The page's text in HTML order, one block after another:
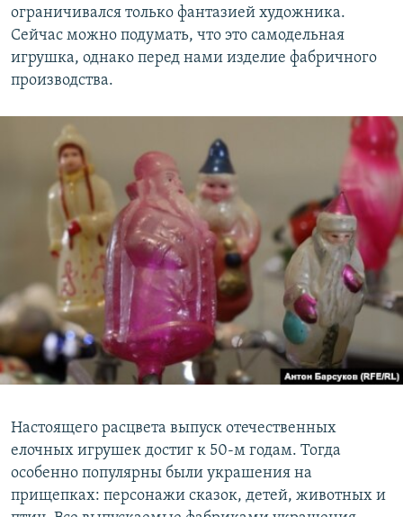
ограничивался только фантазией художника.
Сейчас можно подумать, что это самодельная
игрушка, однако перед нами изделие фабричного
производства.
Настоящего расцвета выпуск отечественных
елочных игрушек достиг к 50-м годам. Тогда
особенно популярны были украшения на
прищепках: персонажи сказок, детей, животных и